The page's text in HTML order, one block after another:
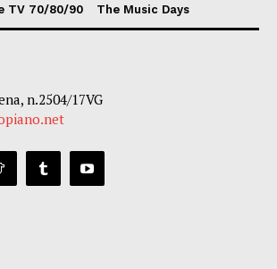
TV 70/80/90
The Music Days
n.2504/17VG